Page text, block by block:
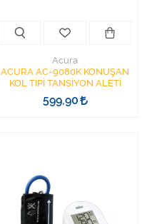
Acura
ACURA AC-9080K KONUŞAN
KOL TİPİ TANSİYON ALETİ
599,90